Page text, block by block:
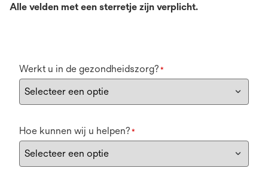
Alle velden met een sterretje zijn verplicht.
Werkt u in de gezondheidszorg? *
Hoe kunnen wij u helpen? *